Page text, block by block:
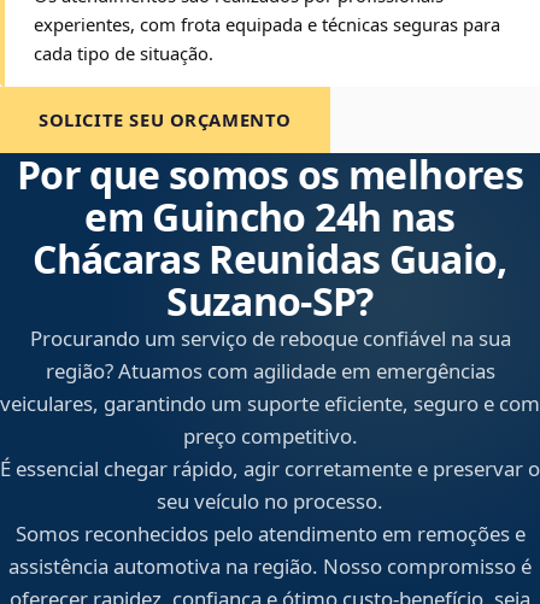
experientes, com frota equipada e técnicas seguras para
cada tipo de situação.
SOLICITE SEU ORÇAMENTO
Por que somos os melhores
em Guincho 24h nas
Chácaras Reunidas Guaio,
Suzano‑SP?
Procurando um serviço de reboque confiável na sua
região? Atuamos com agilidade em emergências
veiculares, garantindo um suporte eficiente, seguro e com
preço competitivo.
É essencial chegar rápido, agir corretamente e preservar o
seu veículo no processo.
Somos reconhecidos pelo atendimento em remoções e
assistência automotiva na região. Nosso compromisso é